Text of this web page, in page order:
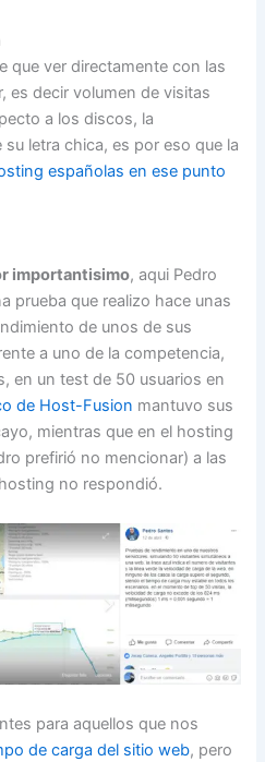
que ver directamente con las
es decir volumen de visitas
a los discos, la
letra chica, es por eso que la
españolas en ese punto
importantisimo, aqui Pedro
prueba que realizo hace unas
de unos de sus
a uno de la competencia,
en un test de 50 usuarios en
de Host-Fusion mantuvo sus
mientras que en el hosting
prefirió no mencionar) a las
no respondió.
para aquellos que nos
de carga del sitio web, pero